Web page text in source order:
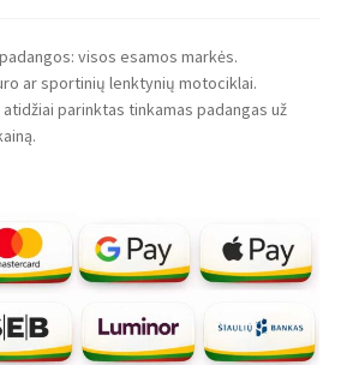
visos esamos markės.
ar sportinių lenktynių motociklai.
parinktas tinkamas padangas už